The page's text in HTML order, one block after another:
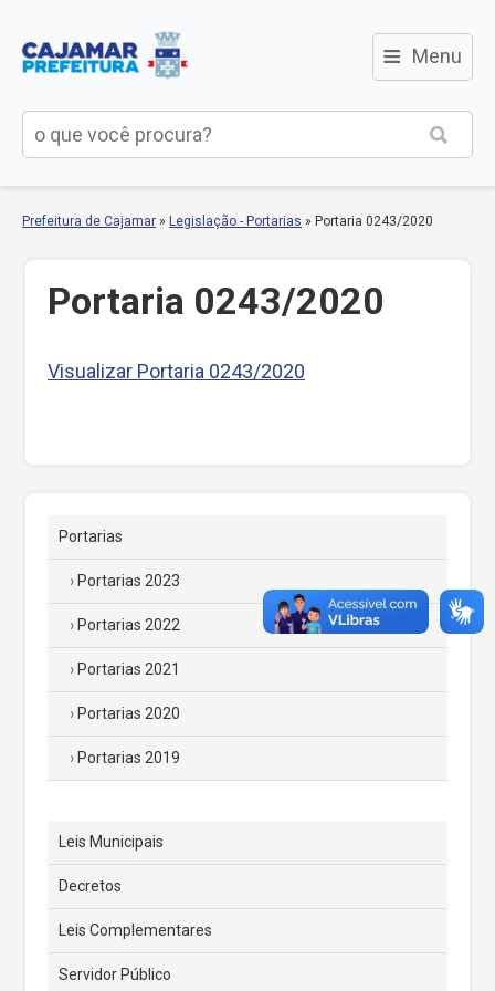
≡ Menu
Prefeitura de Cajamar » Legislação - Portarias » Portaria 0243/2020
Portaria 0243/2020
Visualizar Portaria 0243/2020
Portarias
Portarias 2023
Portarias 2022
Portarias 2021
Portarias 2020
Portarias 2019
Leis Municipais
Decretos
Leis Complementares
Servidor Público